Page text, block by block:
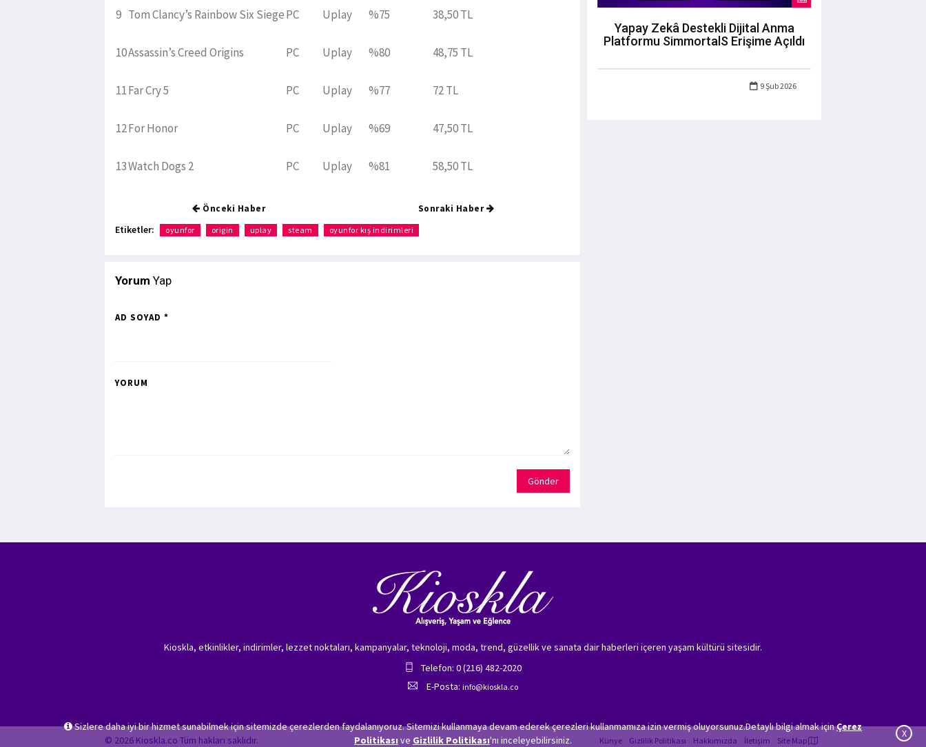
9 Tom Clancy’s Rainbow Six SiegePC Uplay %75 38,50 TL
10Assassin’s Creed Origins PC Uplay %80 48,75 TL
11Far Cry 5 PC Uplay %77 72 TL
12For Honor PC Uplay %69 47,50 TL
13Watch Dogs 2 PC Uplay %81 58,50 TL
Önceki Haber Sonraki Haber
Etiketler: oyunfor origin uplay steam oyunfor kış indirimleri
Yorum Yap
AD SOYAD *
YORUM
Gönder
Yapay Zekâ Destekli Dijital Anma
Platformu SimmortalS Erişime Açıldı
9 Şub 2026
Sizlere daha iyi bir hizmet sunabilmek için sitemizde çerezlerden faydalanıyoruz. Sitemizi kullanmaya devam ederek çerezleri kullanmamıza izin vermiş oluyorsunuz.Detaylı bilgi almak içinÇerez
Politikası ve Gizlilik Politikası'nı inceleyebilirsiniz.
X
Kioskla, etkinlikler, indirimler, lezzet noktaları, kampanyalar, teknoloji, moda, trend, güzellik ve sanata dair haberleri içeren yaşam kültürü sitesidir.
Telefon: 0 (216) 482-2020
E-Posta: info@kioskla.co
© 2026 Kioskla.co Tüm hakları saklıdır. Künye Gizlilik Politikası Hakkımızda İletişim Site Map